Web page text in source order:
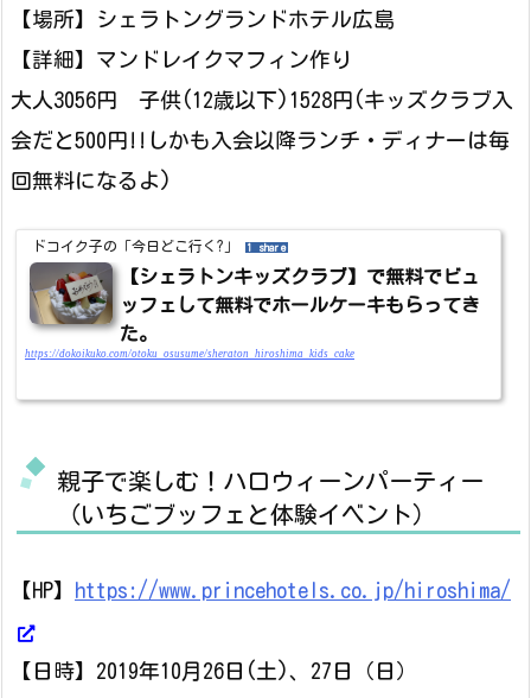
【場所】シェラトングランドホテル広島
【詳細】マンドレイクマフィン作り
大人3056円 子供(12歳以下)1528円(キッズクラブ入
会だと500円!!しかも入会以降ランチ・ディナーは毎
回無料になるよ)
ドコイク子の「今日どこ行く?」 1 share
【シェラトンキッズクラブ】で無料でビュ
ッフェして無料でホールケーキもらってき
た。
https://dokoikuko.com/otoku_osusume/sheraton_hiroshima_kids_cake
親子で楽しむ！ハロウィーンパーティー
（いちごブッフェと体験イベント）
【HP】 https://www.princehotels.co.jp/hiroshima/
【日時】2019年10月26日(土)、27日（日）